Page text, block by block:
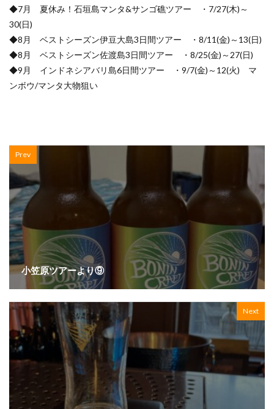
◆7月 夏休み！石垣島マンタ&サンゴ礁ツアー ・7/27(木)～
30(日)
◆8月 ベストシーズン伊豆大島3日間ツアー ・8/11(金)～13(日)
◆8月 ベストシーズン佐渡島3日間ツアー ・8/25(金)～27(日)
◆9月 インドネシアバリ島6日間ツアー ・9/7(金)～12(火) マ
ンボウ/マンタ大物狙い
Prev
小笠原ツアーより⑨
Next